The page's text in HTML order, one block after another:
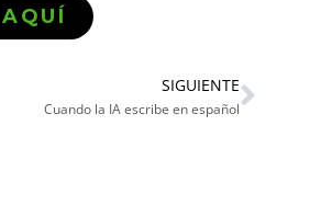
SIGUIENTE
Cuando la IA escribe en español